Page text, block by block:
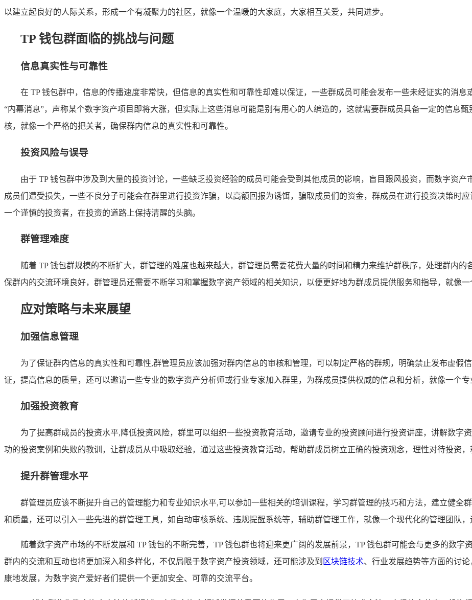
以建立起良好的人际关系，形成一个有凝聚力的社区，就像一个温暖的大家庭，大家相互关爱，共同进步。
TP 钱包群面临的挑战与问题
信息真实性与可靠性
在 TP 钱包群中，信息的传播速度非常快，但信息的真实性和可靠性却难以保证，一些群成员可能会发布一些未经证实的消
“内幕消息”，声称某个数字资产项目即将大涨，但实际上这些消息可能是别有用心的人编造的，这就需要群成员具备一定的信息
核，就像一个严格的把关者，确保群内信息的真实性和可靠性。
投资风险与误导
由于 TP 钱包群中涉及到大量的投资讨论，一些缺乏投资经验的成员可能会受到其他成员的影响，盲目跟风投资，而数字资
成员们遭受损失，一些不良分子可能会在群里进行投资诈骗，以高额回报为诱饵，骗取成员们的资金，群成员在进行投资决策时
一个谨慎的投资者，在投资的道路上保持清醒的头脑。
群管理难度
随着 TP 钱包群规模的不断扩大，群管理的难度也越来越大，群管理员需要花费大量的时间和精力来维护群秩序，处理群内
保群内的交流环境良好，群管理员还需要不断学习和掌握数字资产领域的相关知识，以便更好地为群成员提供服务和指导，就像
应对策略与未来展望
加强信息管理
为了保证群内信息的真实性和可靠性,群管理员应该加强对群内信息的审核和管理，可以制定严格的群规，明确禁止发布虚假
证，提高信息的质量，还可以邀请一些专业的数字资产分析师或行业专家加入群里，为群成员提供权威的信息和分析，就像一个
加强投资教育
为了提高群成员的投资水平,降低投资风险，群里可以组织一些投资教育活动，邀请专业的投资顾问进行投资讲座，讲解数字
功的投资案例和失败的教训，让群成员从中吸取经验，通过这些投资教育活动，帮助群成员树立正确的投资观念，理性对待投资
提升群管理水平
群管理员应该不断提升自己的管理能力和专业知识水平,可以参加一些相关的培训课程，学习群管理的技巧和方法，建立健全
和质量，还可以引入一些先进的群管理工具，如自动审核系统、违规提醒系统等，辅助群管理工作，就像一个现代化的管理团队
随着数字资产市场的不断发展和 TP 钱包的不断完善，TP 钱包群也将迎来更广阔的发展前景，TP 钱包群可能会与更多的数字
群内的交流和互动也将更加深入和多样化，不仅局限于数字资产投资领域，还可能涉及到 区块链技术、行业发展趋势等方面的讨
康地发展，为数字资产爱好者们提供一个更加安全、可靠的交流平台。